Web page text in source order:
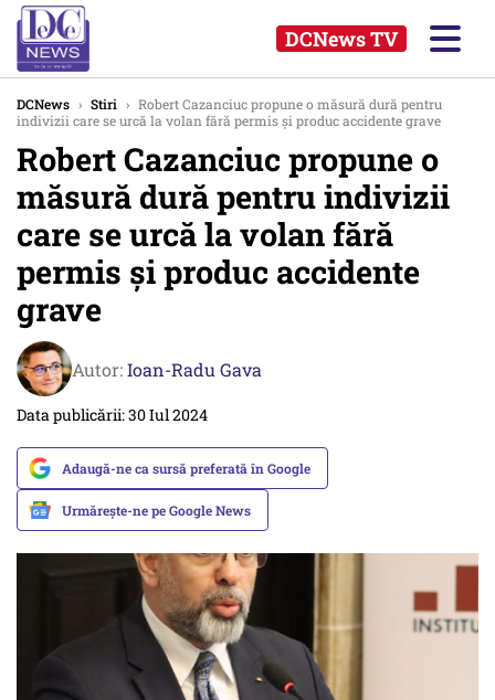
DCNews TV
DCNews › Stiri › Robert Cazanciuc propune o măsură dură pentru
indivizii care se urcă la volan fără permis și produc accidente grave
Robert Cazanciuc propune o
măsură dură pentru indivizii
care se urcă la volan fără
permis și produc accidente
grave
Autor:Ioan-Radu Gava
Data publicării: 30 Iul 2024
Adaugă-ne ca sursă preferată în Google
Urmărește-ne pe Google News